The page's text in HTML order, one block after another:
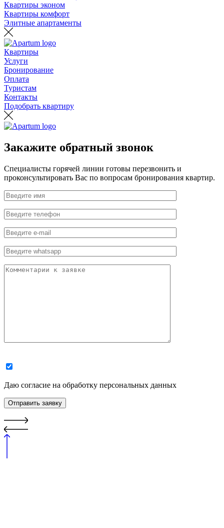
Квартиры эконом
Квартиры комфорт
Элитные апартаменты
Квартиры
Услуги
Бронирование
Оплата
Туристам
Контакты
Подобрать квартиру
Закажите обратный звонок
Специалисты горячей линии готовы перезвонить и
проконсультировать Вас по вопросам бронирования квартир.
Даю согласие на обработку персональных данных
Отправить заявку